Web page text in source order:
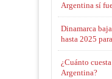
Argentina sí
Dinamarca
hasta 2025
¿Cuánto
Argentina?